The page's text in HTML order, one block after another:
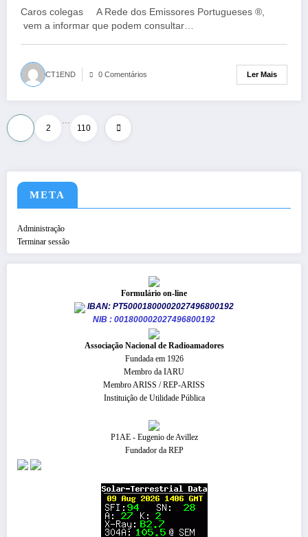
Caros colegas A Rede dos Emissores Portugueses ®,
vem a informar que podem consultar…
CT1END 0 Comentários Ler Mais
Paginação
conteúdos
2
…
110
META
Administração
Terminar sessão
Formulário on-line
IBAN: PT50001800002027496800192
NIB : 001800002027496800192
​Associação Nacional de Radioamadores
Fundada em 1926
Membro da IARU
Membro ARISS / REP-ARISS
Instituição de Utilidade Pública
P1AE - Eugenio de Avillez
Fundador da REP